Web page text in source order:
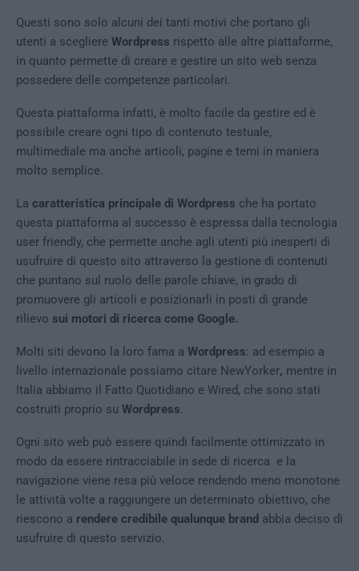
Questi sono solo alcuni dei tanti motivi che portano gli
utenti a scegliere Wordpress rispetto alle altre piattaforme,
in quanto permette di creare e gestire un sito web senza
possedere delle competenze particolari.
Questa piattaforma infatti, è molto facile da gestire ed è
possibile creare ogni tipo di contenuto testuale,
multimediale ma anche articoli, pagine e temi in maniera
molto semplice.
La caratteristica principale di Wordpress che ha portato
questa piattaforma al successo è espressa dalla tecnologia
user friendly, che permette anche agli utenti più inesperti di
usufruire di questo sito attraverso la gestione di contenuti
che puntano sul ruolo delle parole chiave, in grado di
promuovere gli articoli e posizionarli in posti di grande
rilievo sui motori di ricerca come Google.
Molti siti devono la loro fama a Wordpress: ad esempio a
livello internazionale possiamo citare NewYorker, mentre in
Italia abbiamo il Fatto Quotidiano e Wired, che sono stati
costruiti proprio su Wordpress
Ogni sito web può essere quindi facilmente ottimizzato in
modo da essere rintracciabile in sede di ricerca e la
navigazione viene resa più veloce rendendo meno monotone
le attività volte a raggiungere un determinato obiettivo, che
riescono a rendere credibile qualunque brand abbia deciso di
usufruire di questo servizio.